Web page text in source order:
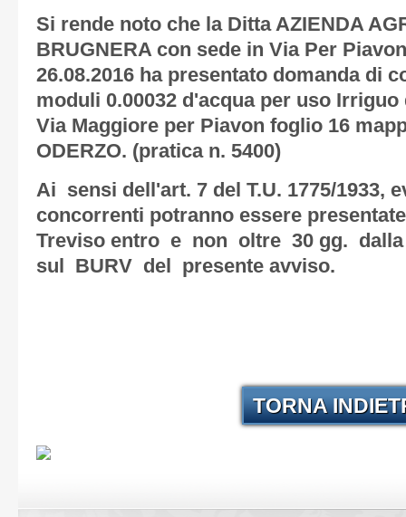
Si rende noto che la Ditta AZIENDA
BRUGNERA con sede in Via Per
26.08.2016 ha presentato domanda di
moduli 0.00032 d'acqua per uso
Via Maggiore per Piavon foglio 16
ODERZO. (pratica n. 5400)
Ai sensi dell'art. 7 del T.U. 1775/1933,
concorrenti potranno essere
Treviso entro e non oltre 30 gg.
sul BURV del presente avviso.
TORNA